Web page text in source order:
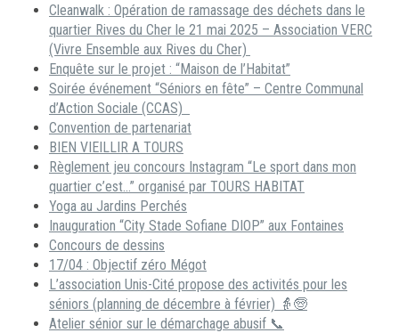
Cleanwalk : Opération de ramassage des déchets dans le
quartier Rives du Cher le 21 mai 2025 – Association VERC
(Vivre Ensemble aux Rives du Cher)
Enquête sur le projet : “Maison de l’Habitat”
Soirée événement “Séniors en fête” – Centre Communal
d’Action Sociale (CCAS)
Convention de partenariat
BIEN VIEILLIR A TOURS
Règlement jeu concours Instagram “Le sport dans mon
quartier c’est…” organisé par TOURS HABITAT
Yoga au Jardins Perchés
Inauguration “City Stade Sofiane DIOP” aux Fontaines
Concours de dessins
17/04 : Objectif zéro Mégot
L’association Unis-Cité propose des activités pour les
séniors (planning de décembre à février) 👵🧓
Atelier sénior sur le démarchage abusif 📞